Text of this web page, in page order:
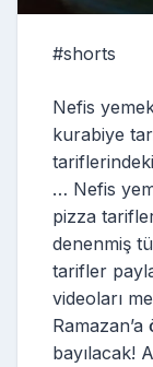
#shorts
Nefis
kurabiye
… Nefis
pizza
denenmiş
tarifler
videoları
bayılacak!